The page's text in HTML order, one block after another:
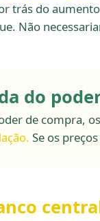
trás do
Não
do
de compra,
Se os